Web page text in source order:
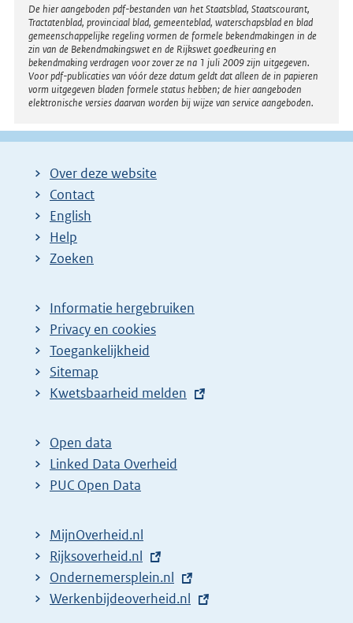
Disclaimer
De hier aangeboden pdf-bestanden van het Staatsblad, Staatscourant,
Tractatenblad, provinciaal blad, gemeenteblad, waterschapsblad en blad
gemeenschappelijke regeling vormen de formele bekendmakingen in de
zin van de Bekendmakingswet en de Rijkswet goedkeuring en
bekendmaking verdragen voor zover ze na 1 juli 2009 zijn uitgegeven.
Voor pdf-publicaties van vóór deze datum geldt dat alleen de in papieren
vorm uitgegeven bladen formele status hebben; de hier aangeboden
elektronische versies daarvan worden bij wijze van service aangeboden.
Over deze website
Contact
English
Help
Zoeken
Informatie hergebruiken
Privacy en cookies
Toegankelijkheid
Sitemap
E
t
e
r
l
i
n
k
Kwetsbaarheid melden
Open data
Linked Data Overheid
PUC Open Data
MijnOverheid.nl
E
x
t
Rijksoverheid.nl
E
x
Ondernemersplein.nl
E
Werkenbijdeoverheid.nl